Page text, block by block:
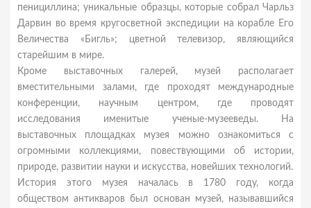
пенициллина; уникальные образцы, которые собрал Чарльз
Дарвин во время кругосветной экспедиции на корабле Его
Величества «Бигль»; цветной телевизор, являющийся
старейшим в мире.
Кроме выставочных галерей, музей располагает
вместительными залами, где проходят международные
конференции, научным центром, где проводят
исследования именитые ученые-музееведы. На
выставочных площадках музея можно ознакомиться с
огромными коллекциями, повествующими об истории,
природе, развитии науки и искусства, новейших технологий.
История этого музея началась в 1780 году, когда
обществом антикваров был основан музей, называвшийся